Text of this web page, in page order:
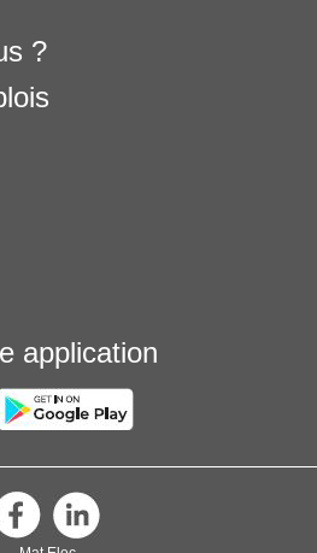
?
application